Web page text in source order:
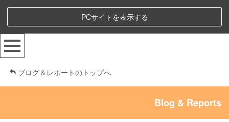
PCサイトを表示する
ブログ＆レポートのトップへ
Blog & Reports